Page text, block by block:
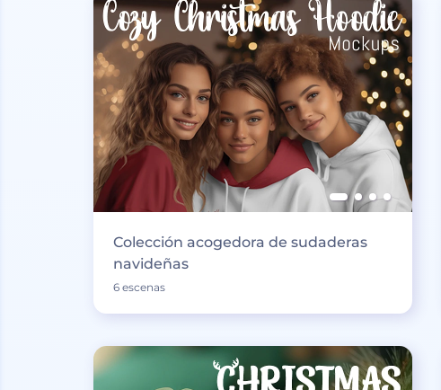
Colección acogedora de sudaderas
navideñas
6 escenas